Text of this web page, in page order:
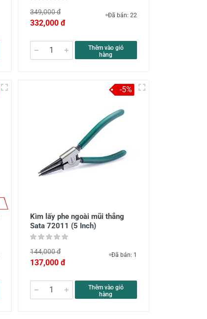
349,000 đ
332,000 đ
Đã bán: 22
Thêm vào giỏ
hàng
Kìm lấy phe ngoài mũi thẳng
Sata 72011 (5 Inch)
144,000 đ
137,000 đ
Đã bán: 1
Thêm vào giỏ
hàng
-5%